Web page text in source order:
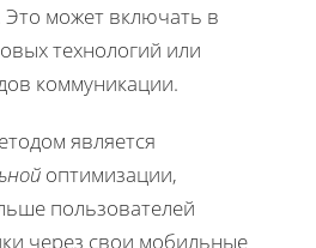
Это может включать в
технологий или
коммуникации.
является
оптимизации,
пользователей
через свои мобильные